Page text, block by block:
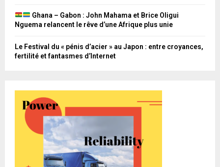
Ghana – Gabon : John Mahama et Brice Oligui
Nguema relancent le rêve d’une Afrique plus unie
Le Festival du « pénis d’acier » au Japon : entre croyances,
fertilité et fantasmes d’Internet